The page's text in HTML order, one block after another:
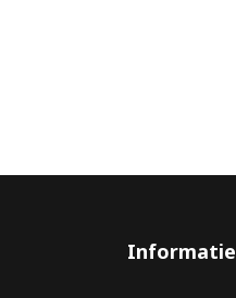
Informatie